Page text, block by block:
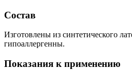
Состав
Изготовлены из синтетического
гипоаллергенны.
Показания к применению